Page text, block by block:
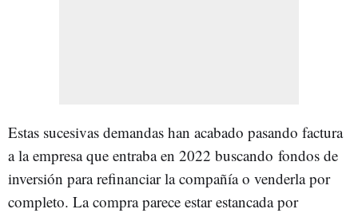
Estas sucesivas demandas han acabado pasando factura
a la empresa que entraba en 2022 buscando fondos de
inversión para refinanciar la compañía o venderla por
completo. La compra parece estar estancada por